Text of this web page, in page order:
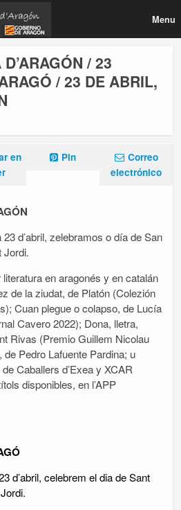
Menu
/ 23
/ 23 DE ABRIL,
en
Pin
Correo
electrónico
d’abril, zelebramos o día de San
Jordi.
en aragonés y en catalán
de la ziudat, de Platón (Colezión
Cuan plegue o colapso, de Lucía
Cavero 2022); Dona, lletra,
Rivas (Premio Guillem Nicolau
Pedro Lafuente Pardina; u
Caballers d’Exea y XCAR
disponibles, en l’APP
d’abril, celebrem el dia de Sant